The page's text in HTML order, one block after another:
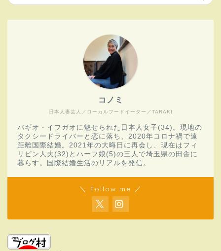
日本人妻芸人／ローカルフードイーター／TARAKI
コノミ
バギオ・イフガオに魅せられた日本人女子(34)。現地の
タクシードライバーと恋に落ち、2020年コロナ禍で遠
距離国際結婚。2021年の大晦日に再会し、現在はフィ
リピン人夫(32)とハーフ娘(5)の三人で埼玉県の田舎に
暮らす。国際結婚生活のリアルを発信。
＼ Follow me ／